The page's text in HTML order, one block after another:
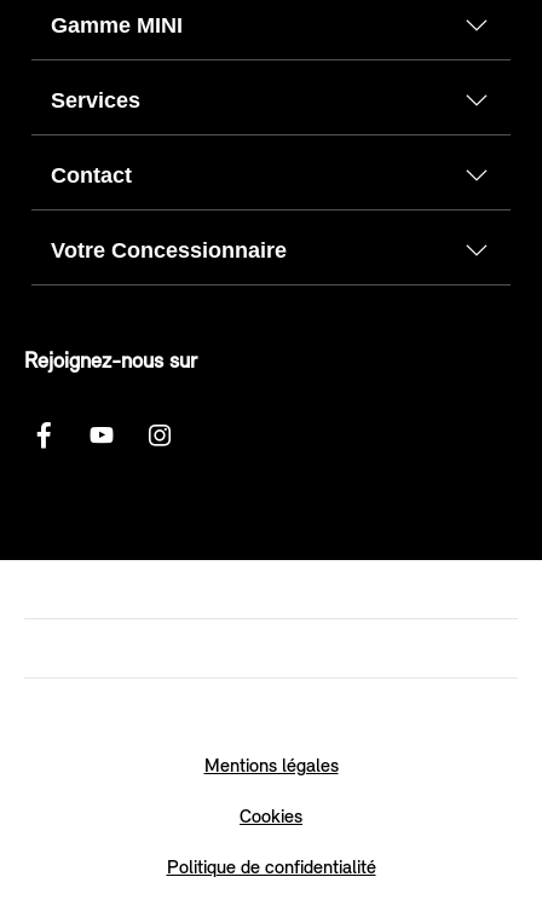
Gamme MINI
Services
Contact
Votre Concessionnaire
Rejoignez-nous sur
Mentions légales
Cookies
Politique de confidentialité